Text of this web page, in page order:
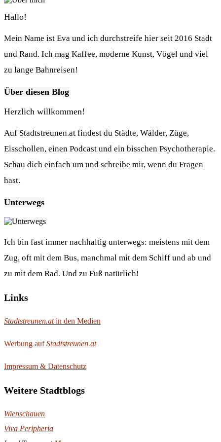
Hallo!
Mein Name ist Eva und ich durchstreife hier seit 2016 Stadt
und Rand. Ich mag Kaffee, moderne Kunst, Vögel und viel
zu lange Bahnreisen!
Über diesen Blog
Herzlich willkommen!
Auf Stadtstreunen.at findest du Städte, Wälder, Züge,
Eisschollen, einen Podcast und ein bisschen Psychotherapie.
Schau dich einfach um und schreibe mir, wenn du Fragen
hast.
Unterwegs
Ich bin fast immer nachhaltig unterwegs: meistens mit dem
Zug, oft mit dem Bus, manchmal mit dem Schiff und ab und
zu mit dem Rad. Und zu Fuß natürlich!
Links
Stadtstreunen.atin den Medien
Werbung aufStadtstreunen.at
Impressum & Datenschutz
Weitere Stadtblogs
Wienschauen
Viva Peripheria